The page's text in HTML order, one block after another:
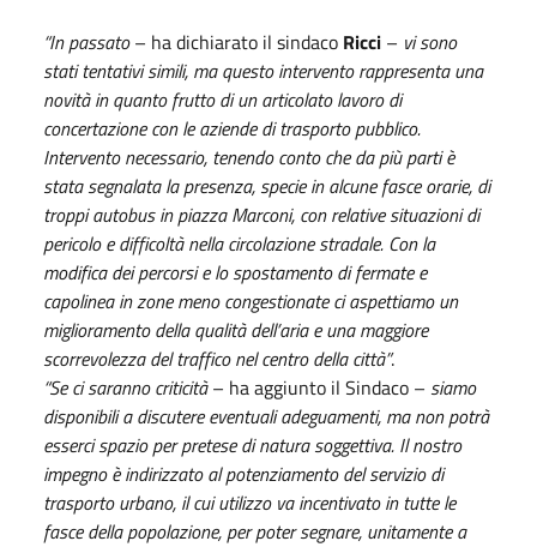
“In passato– ha dichiarato il sindaco Ricci – vi sono
stati tentativi simili, ma questo intervento rappresenta una
novità in quanto frutto di un articolato lavoro di
concertazione con le aziende di trasporto pubblico.
Intervento necessario, tenendo conto che da più parti è
stata segnalata la presenza, specie in alcune fasce orarie, di
troppi autobus in piazza Marconi, con relative situazioni di
pericolo e difficoltà nella circolazione stradale. Con la
modifica dei percorsi e lo spostamento di fermate e
capolinea in zone meno congestionate ci aspettiamo un
miglioramento della qualità dell’aria e una maggiore
scorrevolezza del traffico nel centro della città”.
“Se ci saranno criticità– ha aggiunto il Sindaco – siamo
disponibili a discutere eventuali adeguamenti, ma non potrà
esserci spazio per pretese di natura soggettiva. Il nostro
impegno è indirizzato al potenziamento del servizio di
trasporto urbano, il cui utilizzo va incentivato in tutte le
fasce della popolazione, per poter segnare, unitamente a